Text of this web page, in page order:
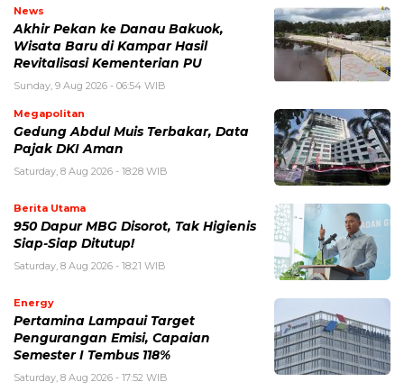
News
Akhir Pekan ke Danau Bakuok,
Wisata Baru di Kampar Hasil
Revitalisasi Kementerian PU
Sunday, 9 Aug 2026 - 06:54 WIB
Megapolitan
Gedung Abdul Muis Terbakar, Data
Pajak DKI Aman
Saturday, 8 Aug 2026 - 18:28 WIB
Berita Utama
950 Dapur MBG Disorot, Tak Higienis
Siap-Siap Ditutup!
Saturday, 8 Aug 2026 - 18:21 WIB
Energy
Pertamina Lampaui Target
Pengurangan Emisi, Capaian
Semester I Tembus 118%
Saturday, 8 Aug 2026 - 17:52 WIB